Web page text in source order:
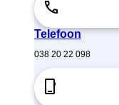
Telefoon
038 20 22 098